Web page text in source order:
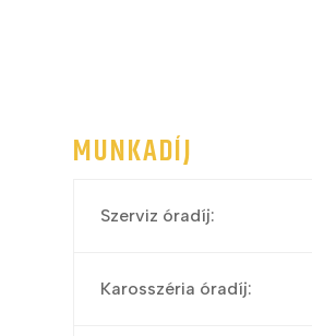
MUNKADÍJ
Szerviz óradíj:
Karosszéria óradíj: